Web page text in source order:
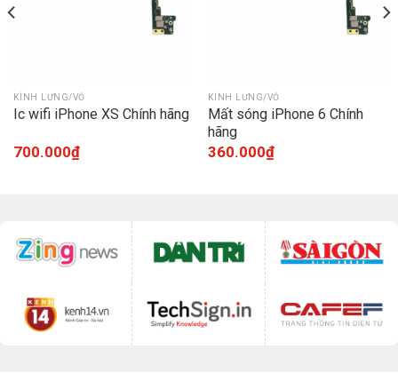
KÍNH LƯNG/VỎ
Ic wifi iPhone XS Chính hãng
700.000₫
KÍNH LƯNG/VỎ
Mất sóng iPhone 6 Chính
hãng
360.000₫